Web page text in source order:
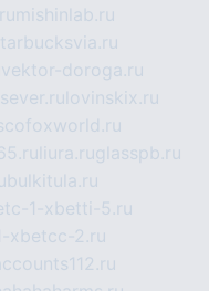
mishinlab.ru
vektor-doroga.ru
lovinskix.ru
liura.ruglasspb.ru
bulkitula.ru
1-xbetti-5.ru
xbetcc-2.ru